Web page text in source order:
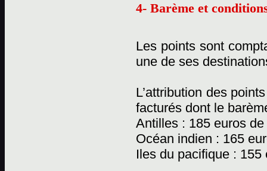
4- Barème et
Les points sont
une de ses
L’attribution des
facturés dont le
Antilles : 185 euros
Océan indien : 165
Iles du pacifique :